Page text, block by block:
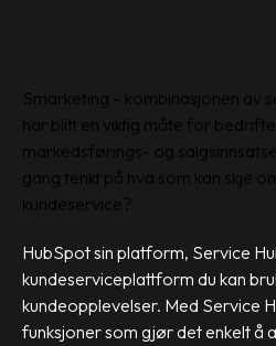
Smarketing – kombinasjonen av
har blitt en viktig måte for
markedsførings- og
gang tenkt på hva som kan skje
kundeservice?
HubSpot sin platform, Service
kundeserviceplattform du kan
kundeopplevelser. Med Service
funksjoner som gjør det enkelt å